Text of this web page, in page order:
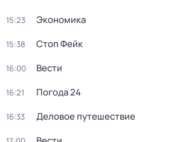
15:23 Экономика
15:38 Стоп Фейк
16:00 Вести
16:21 Погода 24
16:33 Деловое путешествие